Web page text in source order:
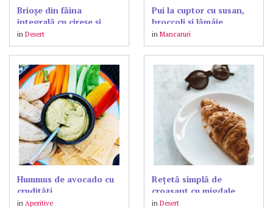
Brioșe din făina
integrală cu cireșe și
căpșune
in Desert
Pui la cuptor cu susan,
broccoli și lămâie
in Mancaruri
Hummus de avocado cu
crudități
in Aperitive
Rețetă simplă de
croasant cu migdale
in Desert